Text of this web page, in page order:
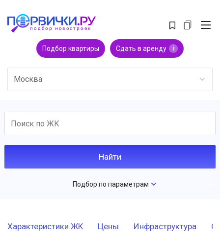
Подбор квартиры Сдать в аренду i
Москва
Подбор по параметрам
Характеристики ЖК Цены Инфраструктура